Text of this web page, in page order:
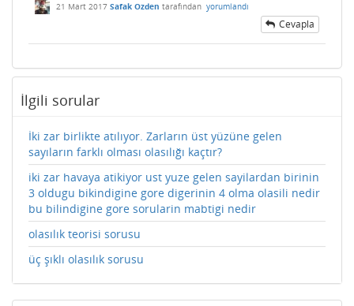
21 Mart 2017 Safak Ozden tarafından yorumlandı
Cevapla
İlgili sorular
İki zar birlikte atılıyor. Zarların üst yüzüne gelen
sayıların farklı olması olasılığı kaçtır?
iki zar havaya atikiyor ust yuze gelen sayilardan birinin
3 oldugu bikindigine gore digerinin 4 olma olasili nedir
bu bilindigine gore sorularin mabtigi nedir
olasılık teorisi sorusu
üç şıklı olasılık sorusu